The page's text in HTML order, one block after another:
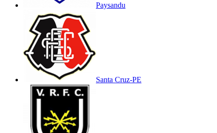
Paysandu
Santa Cruz-PE